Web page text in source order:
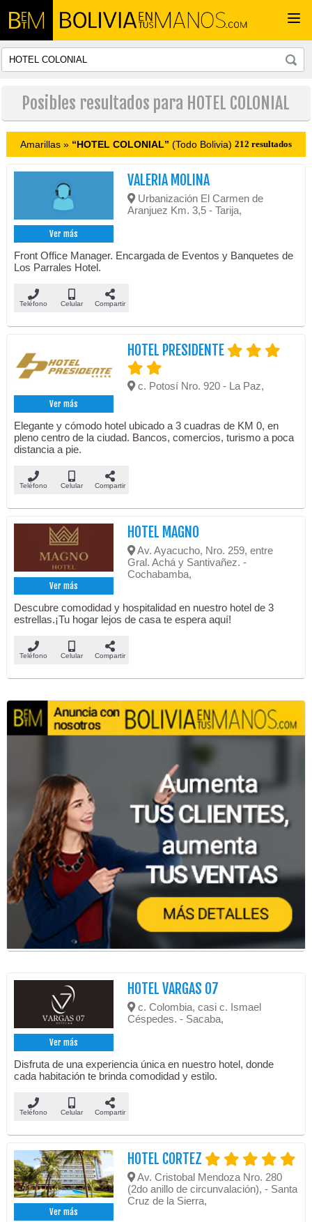
Posibles resultados para HOTEL COLONIAL
Amarillas » “HOTEL COLONIAL” (Todo Bolivia) 212 resultados
Ver más
VALERIA MOLINA
Urbanización El Carmen de
Aranjuez Km. 3,5 - Tarija,
Front Office Manager. Encargada de Eventos y Banquetes de
Los Parrales Hotel.
Teléfono Celular Compartir
Ver más
HOTEL PRESIDENTE
c. Potosí Nro. 920 - La Paz,
Elegante y cómodo hotel ubicado a 3 cuadras de KM 0, en
pleno centro de la ciudad. Bancos, comercios, turismo a poca
distancia a pie.
Teléfono Celular Compartir
Ver más
HOTEL MAGNO
Av. Ayacucho, Nro. 259, entre
Gral. Achá y Santivañez. -
Cochabamba,
Descubre comodidad y hospitalidad en nuestro hotel de 3
estrellas.¡Tu hogar lejos de casa te espera aquí!
Teléfono Celular Compartir
Ver más
HOTEL VARGAS 07
c. Colombia, casi c. Ismael
Céspedes. - Sacaba,
Disfruta de una experiencia única en nuestro hotel, donde
cada habitación te brinda comodidad y estilo.
Teléfono Celular Compartir
Ver más
HOTEL CORTEZ
Av. Cristobal Mendoza Nro. 280
(2do anillo de circunvalación), - Santa
Cruz de la Sierra,